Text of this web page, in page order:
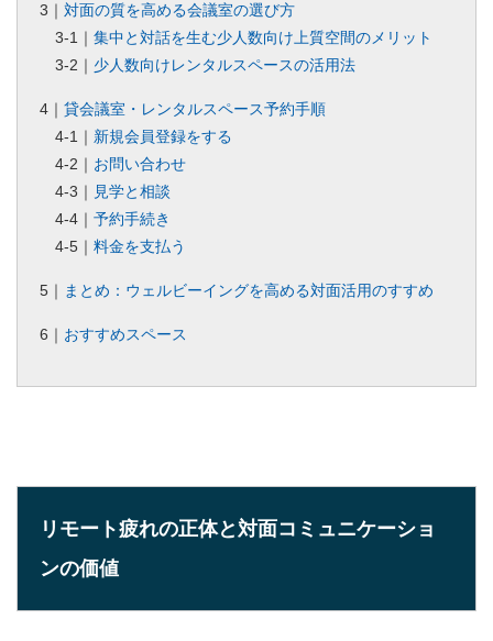
3｜ 対面の質を高める会議室の選び方
3-1｜ 集中と対話を生む少人数向け上質空間のメリット
3-2｜ 少人数向けレンタルスペースの活用法
4｜ 貸会議室・レンタルスペース予約手順
4-1｜ 新規会員登録をする
4-2｜ お問い合わせ
4-3｜ 見学と相談
4-4｜ 予約手続き
4-5｜ 料金を支払う
5｜ まとめ：ウェルビーイングを高める対面活用のすすめ
6｜ おすすめスペース
リモート疲れの正体と対面コミュニケーショ
ンの価値